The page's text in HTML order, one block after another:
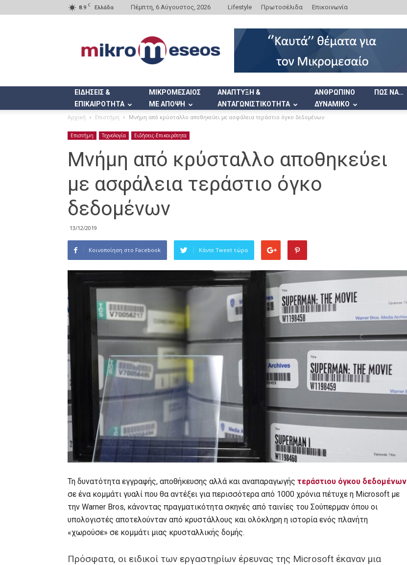
8.9 C Ελλάδα Πέμπτη, 6 Αύγουστος, 2026 Lifestyle Πρωτοσέλιδα Επικοινωνία
ΕΙΔΗΣΕΙΣ &
ΕΠΙΚΑΙΡΟΤΗΤΑ
ΜΙΚΡΟΜΕΣΑΙΟΣ
ΜΕ ΑΠΟΨΗ
ΑΝΑΠΤΥΞΗ &
ΑΝΤΑΓΩΝΙΣΤΙΚΟΤΗΤΑ
ΑΝΘΡΩΠΙΝΟ
ΔΥΝΑΜΙΚΟ
ΠΩΣ ΝΑ…
Αρχική Επιστήμη Μνήμη από κρύσταλλο αποθηκεύει με ασφάλεια τεράστιο όγκο δεδομένων
Επιστήμη Τεχνολογία Ειδήσεις-Επικαιρότητα
Μνήμη από κρύσταλλο αποθηκεύει
με ασφάλεια τεράστιο όγκο
δεδομένων
13/12/2019
Κοινοποίηση στο Facebook Κάντε Tweet τώρα
Τη δυνατότητα εγγραφής, αποθήκευσης αλλά και αναπαραγωγής τεράστιου όγκου δεδομένων
σε ένα κομμάτι γυαλί που θα αντέξει για περισσότερα από 1000 χρόνια πέτυχε η Microsoft με
την Warner Bros, κάνοντας πραγματικότητα σκηνές από ταινίες του Σούπερμαν όπου οι
υπολογιστές αποτελούνταν από κρυστάλλους και ολόκληρη η ιστορία ενός πλανήτη
«χωρούσε» σε κομμάτι μιας κρυσταλλικής δομής.
Πρόσφατα, οι ειδικοί των εργαστηρίων έρευνας της Microsoft έκαναν μια